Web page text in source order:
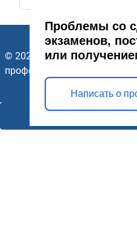
Проблемы со
экзаменов,
или
Написать о
© 2026 ГАПОУ
профессиональный